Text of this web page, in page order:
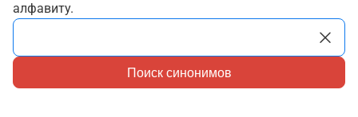
алфавиту.
Поиск синонимов